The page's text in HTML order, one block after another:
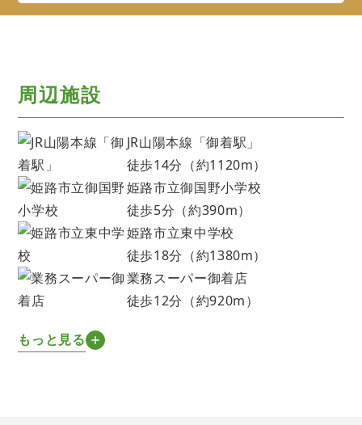
周辺施設
JR山陽本線「御着駅」
徒歩14分（約1120m）
姫路市立御国野小学校
徒歩5分（約390m）
姫路市立東中学校
徒歩18分（約1380m）
業務スーパー御着店
徒歩12分（約920m）
もっと見る